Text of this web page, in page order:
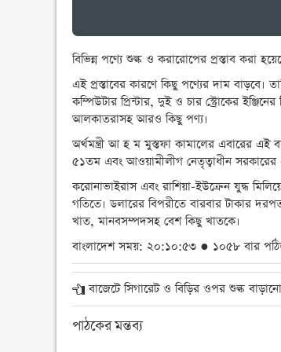
বিভিন্ন পণ্যে শুল্ক ও করারোপের প্রস্তাব করা
এই প্রস্তাবের কারণে কিছু পণ্যের দাম
কম্পিউটার প্রিন্টার, দুই ও চার স্ট্রোকের
আলকাতরাসহ আরও কিছু পণ্য।
অর্থমন্ত্রী আ হ ম মুস্তফা কামালের এবারের এই
৫১তম এবং আওয়ামীলীগ নেতৃত্বাধীন
করোনাভাইরাস এবং রাশিয়া-ইউক্রেন যুদ্ধ
গতিতে। ডলারের বিপরীতে বারবার টাকার
খাত, মানবসম্পদসহ বেশ কিছু খাতকে।
বাংলাদেশ সময়: ২০:১০:৫৩ ● ১০৫৮ বার
বাজেটে সিগারেট ও বিড়ির ওপর শুল্ক
পাঠকের মন্তব্য